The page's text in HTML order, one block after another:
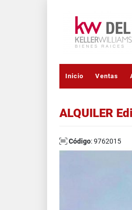
Inicio Ventas
ALQUILER
Código: 9762015